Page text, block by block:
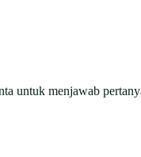
untuk menjawab